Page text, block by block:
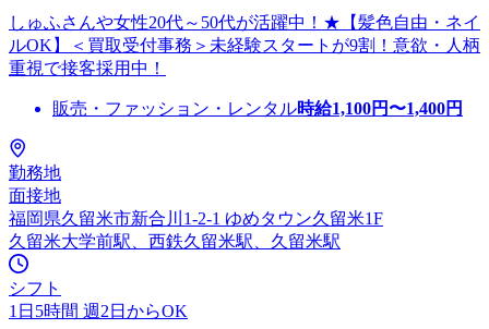
しゅふさんや女性20代～50代が活躍中！★【髪色自由・ネイ
ルOK】＜買取受付事務＞未経験スタートが9割！意欲・人柄
重視で接客採用中！
販売・ファッション・レンタル時給1,100円〜1,400円
勤務地
面接地
福岡県久留米市新合川1-2-1 ゆめタウン久留米1F
久留米大学前駅、西鉄久留米駅、久留米駅
シフト
1日5時間 週2日からOK